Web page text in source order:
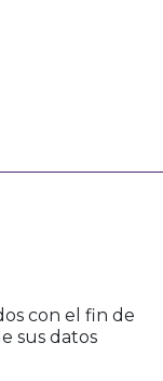
con el fin de
sus datos